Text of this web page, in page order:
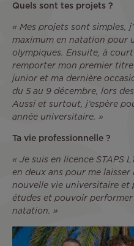
Quels sont tes projets ?
« Mes projets sont simples,
maximum en natation pour
olympiques. Ensuite, à
remporter mon premier
junior et ma dernière
du 5 au 9 décembre, lors
Aussi et surtout, j’espère
année universitaire. »
Ta vie professionnelle ?
« Je suis en licence STAPS
en deux ans pour me laisser
nouvelle vie universitaire et
études et pouvoir performer
natation. »